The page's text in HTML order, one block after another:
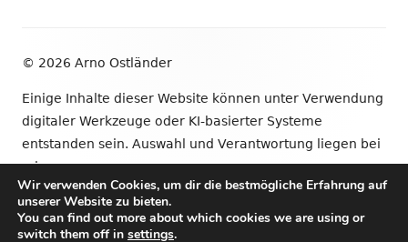
© 2026 Arno Ostländer
Einige Inhalte dieser Website können unter Verwendung
digitaler Werkzeuge oder KI-basierter Systeme
entstanden sein. Auswahl und Verantwortung liegen bei
mir.
•VerwendetTiny Framework
Wir verwenden Cookies, um dir die bestmögliche Erfahrung auf
unserer Website zu bieten.
You can find out more about which cookies we are using or
switch them off in settings.